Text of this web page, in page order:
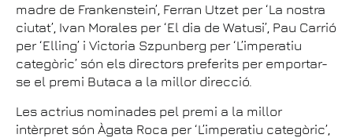
madre de Frankenstein’, Ferran Utzet per ‘La nostra
ciutat’, Ivan Morales per ‘El dia de Watusi’, Pau Carrió
per ‘Elling’ i Victoria Szpunberg per ‘L’imperatiu
categòric’ són els directors preferits per emportar-
se el premi Butaca a la millor direcció.
Les actrius nominades pel premi a la millor
intèrpret són Àgata Roca per ‘L’imperatiu categòric’,